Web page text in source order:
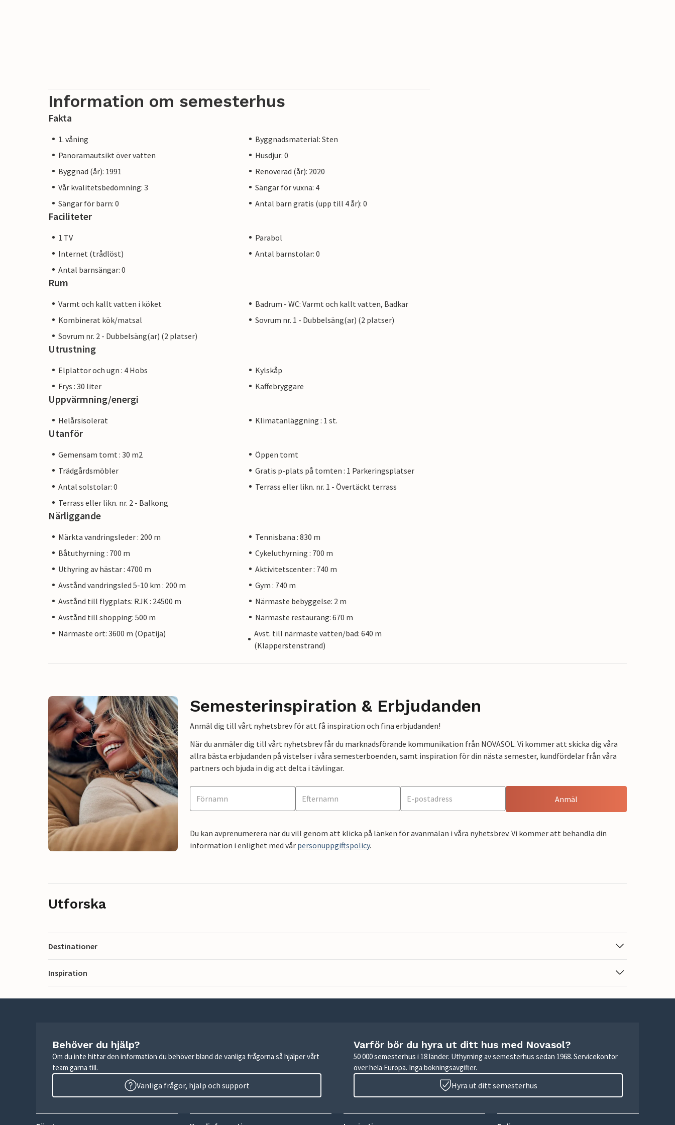
Information om semesterhus
Fakta
1. våning
Byggnadsmaterial: Sten
Panoramautsikt över vatten
Husdjur: 0
Byggnad (år): 1991
Renoverad (år): 2020
Vår kvalitetsbedömning: 3
Sängar för vuxna: 4
Sängar för barn: 0
Antal barn gratis (upp till 4 år): 0
Faciliteter
1 TV
Parabol
Internet (trådlöst)
Antal barnstolar: 0
Antal barnsängar: 0
Rum
Varmt och kallt vatten i köket
Badrum - WC: Varmt och kallt vatten, Badkar
Kombinerat kök/matsal
Sovrum nr. 1 - Dubbelsäng(ar) (2 platser)
Sovrum nr. 2 - Dubbelsäng(ar) (2 platser)
Utrustning
Elplattor och ugn : 4 Hobs
Kylskåp
Frys : 30 liter
Kaffebryggare
Uppvärmning/energi
Helårsisolerat Klimatanläggning : 1 st.
Utanför
Gemensam tomt : 30 m2
Öppen tomt
Trädgårdsmöbler
Gratis p-plats på tomten : 1 Parkeringsplatser
Antal solstolar: 0
Terrass eller likn. nr. 1 - Övertäckt terrass
Terrass eller likn. nr. 2 - Balkong
Närliggande
Märkta vandringsleder : 200 m
Tennisbana : 830 m
Båtuthyrning : 700 m
Cykeluthyrning : 700 m
Uthyring av hästar : 4700 m
Aktivitetscenter : 740 m
Avstånd vandringsled 5-10 km : 200 m
Gym : 740 m
Avstånd till flygplats: RJK : 24500 m
Närmaste bebyggelse: 2 m
Avstånd till shopping: 500 m
Närmaste restaurang: 670 m
Närmaste ort: 3600 m (Opatija)
Avst. till närmaste vatten/bad: 640 m
(Klapperstenstrand)
Semesterinspiration & Erbjudanden
Anmäl dig till vårt nyhetsbrev för att få inspiration och fina erbjudanden!
När du anmäler dig till vårt nyhetsbrev får du marknadsförande kommunikation från NOVASOL. Vi kommer att skicka dig våra
allra bästa erbjudanden på vistelser i våra semesterboenden, samt inspiration för din nästa semester, kundfördelar från våra
partners och bjuda in dig att delta i tävlingar.
Anmäl
Du kan avprenumerera när du vill genom att klicka på länken för avanmälan i våra nyhetsbrev. Vi kommer att behandla din
information i enlighet med vår personuppgiftspolicy.
Utforska
Destinationer
Inspiration
Behöver du hjälp?
Om du inte hittar den information du behöver bland de vanliga frågorna så hjälper vårt
team gärna till.
Vanliga frågor, hjälp och support
Varför bör du hyra ut ditt hus med Novasol?
50 000 semesterhus i 18 länder. Uthyrning av semesterhus sedan 1968. Servicekontor
över hela Europa. Inga bokningsavgifter.
Hyra ut ditt semesterhus